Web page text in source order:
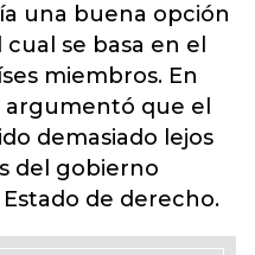
una buena opción
se basa en el
miembros. En
argumentó que el
demasiado lejos
del gobierno
de derecho.